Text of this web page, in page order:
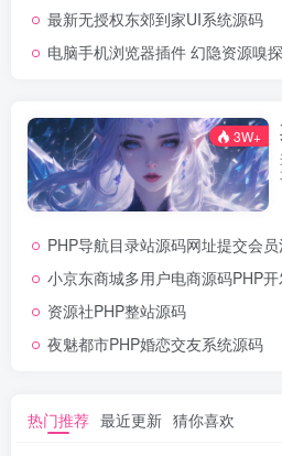
最新无授权东郊到家UI系统源码
电脑手机浏览器插件 幻隐资源嗅
3W+
PHP导航目录站源码网址提交会
小京东商城多用户电商源码PHP
资源社PHP整站源码
夜魅都市PHP婚恋交友系统源码
热门推荐 最近更新 猜你喜欢